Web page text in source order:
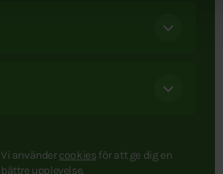
Vi användercookies för att ge dig en
bättre upplevelse.